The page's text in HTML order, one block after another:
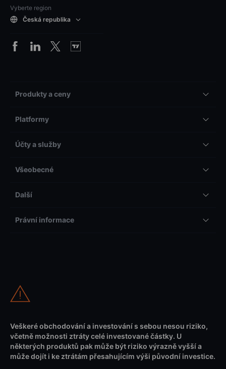
Vyberte region
Česká republika
Produkty a ceny
Platformy
Účty a služby
Všeobecné
Další
Právní informace
Veškeré obchodování a investování s sebou nesou riziko,
včetně možnosti ztráty celé investované částky. U
některých produktů pak může být riziko výrazně vyšší a
může dojít i ke ztrátám přesahujícím výši původní investice.